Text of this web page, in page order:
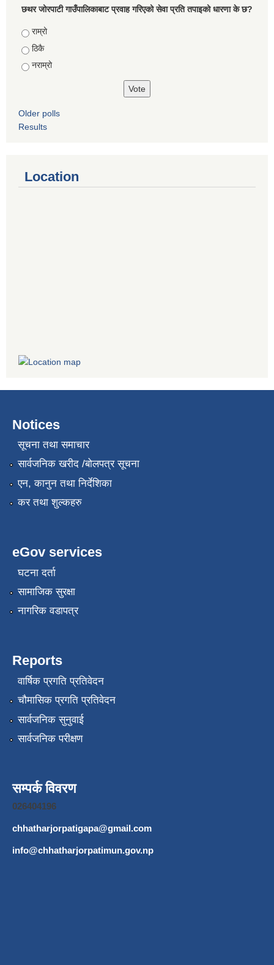
छथर जोरपाटी गाउँपालिकाबाट प्रवाह गरिएको सेवा प्रति तपाइको धारणा के छ?
Choices
राम्रो
ठिकै
नराम्रो
Older polls
Results
Location
Notices
सूचना तथा समाचार
सार्वजनिक खरीद /बोलपत्र सूचना
एन, कानुन तथा निर्देशिका
कर तथा शुल्कहरु
eGov services
घटना दर्ता
सामाजिक सुरक्षा
नागरिक वडापत्र
Reports
वार्षिक प्रगति प्रतिवेदन
चौमासिक प्रगति प्रतिवेदन
सार्वजनिक सुनुवाई
सार्वजनिक परीक्षण
सम्पर्क विवरण
026404196
chhatharjorpatigapa@gmail.com
info@chhatharjorpatimun.gov.np